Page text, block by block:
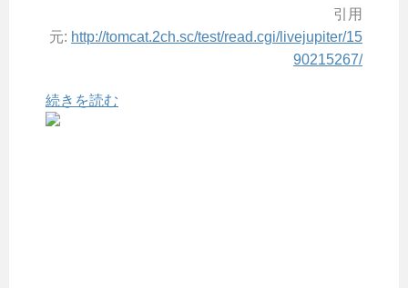
引用
元: http://tomcat.2ch.sc/test/read.cgi/livejupiter/15
90215267/
続きを読む